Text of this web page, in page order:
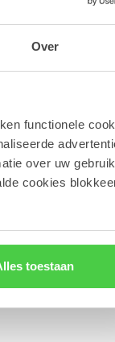
Over
functionele
over uw
cookies
toestaan